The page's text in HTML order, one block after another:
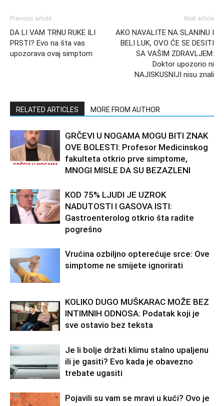
Previous article
DA LI VAM TRNU RUKE ILI
PRSTI? Evo na šta vas
upozorava ovaj simptom
Next article
AKO NAVALITE NA SLANINU I
BELI LUK, OVO ĆE SE DESITI
SA VAŠIM ZDRAVLJEM:
Doktor upozorio ni
NAJISKUSNIJI nisu znali
RELATED ARTICLES MORE FROM AUTHOR
GRČEVI U NOGAMA MOGU BITI ZNAK
OVE BOLESTI: Profesor Medicinskog
fakulteta otkrio prve simptome,
MNOGI MISLE DA SU BEZAZLENI
KOD 75% LJUDI JE UZROK
NADUTOSTI I GASOVA ISTI:
Gastroenterolog otkrio šta radite
pogrešno
Vrućina ozbiljno opterećuje srce: Ove
simptome ne smijete ignorirati
KOLIKO DUGO MUŠKARAC MOŽE BEZ
INTIMNIH ODNOSA: Podatak koji je
sve ostavio bez teksta
Je li bolje držati klimu stalno upaljenu
ili je gasiti? Evo kada je obavezno
trebate ugasiti
Pojavili su vam se mravi u kući? Ovo je